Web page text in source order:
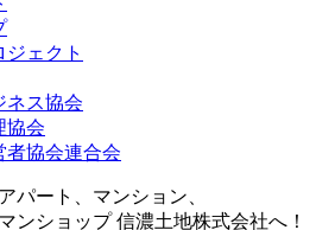
パート、マンション、
ンショップ 信濃土地株式会社へ！